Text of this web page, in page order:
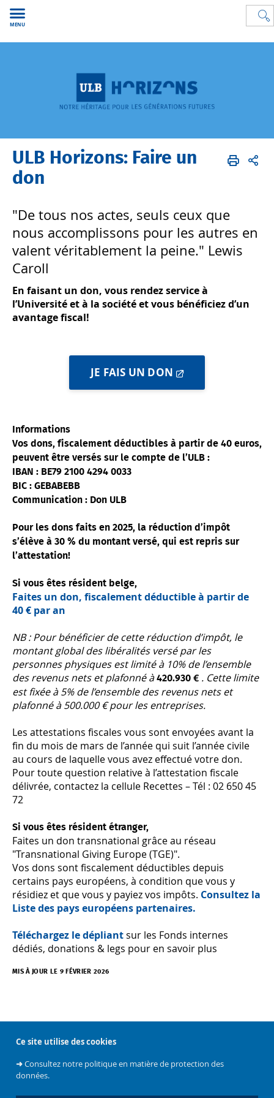
Ce site utilise des cookies
➜Consultez notre politique en matière de protection des
données.
MENU
Soutenez l'ULB FR Soutenir l'ULB ULB Horizons
ULB Horizons: Faire un
don
"De tous nos actes, seuls ceux que
nous accomplissons pour les autres en
valent véritablement la peine." Lewis
Caroll
En faisant un don, vous rendez service à
l’Université et à la société et vous bénéficiez d’un
avantage fiscal!
JE FAIS UN DON
Informations
Vos dons, fiscalement déductibles à partir de 40 euros,
peuvent être versés sur le compte de l’ULB :
IBAN : BE79 2100 4294 0033
BIC : GEBABEBB
Communication : Don ULB
Pour les dons faits en 2025, la réduction d’impôt
s’élève à 30 % du montant versé, qui est repris sur
l’attestation!
Si vous êtes résident belge,
Faites un don, fiscalement déductible à partir de
40 € par an
NB : Pour bénéficier de cette réduction d’impôt, le
montant global des libéralités versé par les
personnes physiques est limité à 10% de l’ensemble
des revenus nets et plafonné à420.930 € . Cette limite
est fixée à 5% de l’ensemble des revenus nets et
plafonné à 500.000 € pour les entreprises.
Les attestations fiscales vous sont envoyées avant la
fin du mois de mars de l’année qui suit l’année civile
au cours de laquelle vous avez effectué votre don.
Pour toute question relative à l’attestation fiscale
délivrée, contactez la cellule Recettes – Tél : 02 650 45
72
Si vous êtes résident étranger,
Faites un don transnational grâce au réseau
"Transnational Giving Europe (TGE)".
Vos dons sont fiscalement déductibles depuis
certains pays européens, à condition que vous y
résidiez et que vous y payiez vos impôts. Consultez la
Liste des pays européens partenaires.
Téléchargez le dépliantsur les Fonds internes
dédiés, donations & legs pour en savoir plus
MIS À JOUR LE 9 FÉVRIER 2026
À propos